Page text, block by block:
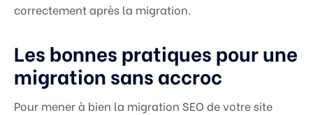
correctement après la migration.
Les bonnes pratiques pour une
migration sans accroc
Pour mener à bien la migration SEO de votre site